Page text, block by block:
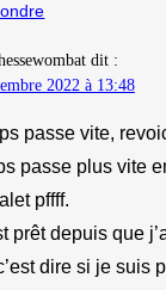
dit :
2022 à 13:48
passe vite,
passe plus vite
pffff.
prêt depuis que
dire si je suis